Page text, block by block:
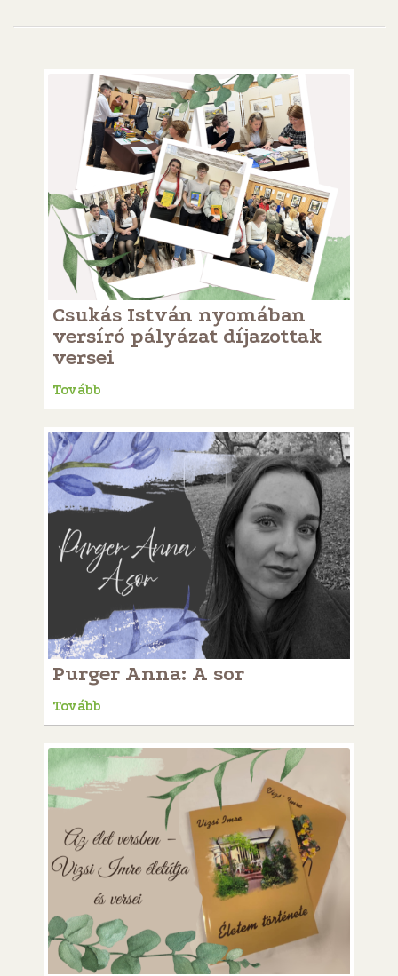
Csukás István nyomában
versíró pályázat díjazottak
versei
Tovább
Purger Anna: A sor
Tovább